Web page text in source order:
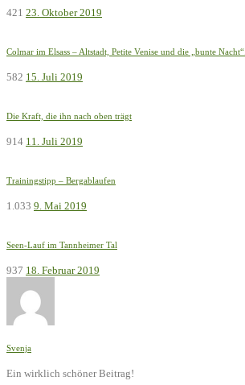
421 23. Oktober 2019
Colmar im Elsass – Altstadt, Petite Venise und die „bunte Nacht“.
582 15. Juli 2019
Die Kraft, die ihn nach oben trägt
914 11. Juli 2019
Trainingstipp – Bergablaufen
1.033 9. Mai 2019
Seen-Lauf im Tannheimer Tal
937 18. Februar 2019
Svenja
Ein wirklich schöner Beitrag!